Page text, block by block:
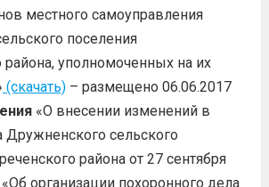
местного самоуправления
поселения
района, уполномоченных на их
(скачать)– размещено 06.06.2017
«О внесении изменений в
сельского
района от 27 сентября
организации похоронного дела